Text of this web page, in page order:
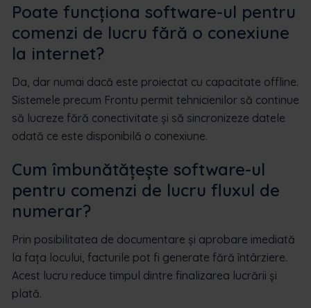
Poate funcționa software-ul pentru
comenzi de lucru fără o conexiune
la internet?
Da, dar numai dacă este proiectat cu capacitate offline.
Sistemele precum Frontu permit tehnicienilor să continue
să lucreze fără conectivitate și să sincronizeze datele
odată ce este disponibilă o conexiune.
Cum îmbunătățește software-ul
pentru comenzi de lucru fluxul de
numerar?
Prin posibilitatea de documentare și aprobare imediată
la fața locului, facturile pot fi generate fără întârziere.
Acest lucru reduce timpul dintre finalizarea lucrării și
plată.